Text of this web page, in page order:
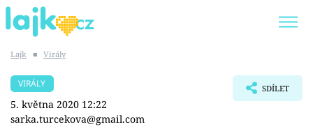
SHOPAHOLICADEL
Lajk ■ Virály
VIRÁLY
5. května 2020 12:22
sarka.turcekova@gmail.com
SDÍLET